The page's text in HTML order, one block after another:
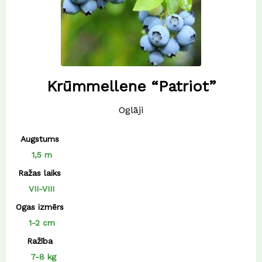
Krūmmellene “Patriot”
Oglāji
Augstums
1,5 m
Ražas laiks
VII-VIII
Ogas izmērs
1-2 cm
Ražība
7-8 kg